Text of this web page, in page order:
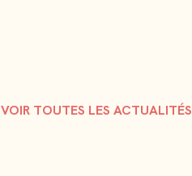
VOIR TOUTES LES ACTUALITÉS